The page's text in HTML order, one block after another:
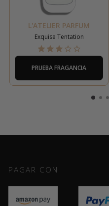
L'ATELIER PARFUM
Exquise Tentation
PRUEBA FRAGANCIA
PAGAR CON